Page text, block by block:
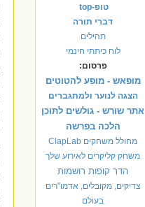
טופ-top
דברי תורה
תהילים
לוח כיתתי חינמי
פרסום:
מופאש - מופע להטוטים
הצגה לנוער ולמתגברים
אתר שורש - גולשים לתוכן
הלכה בפרשה
מחולל משחקים ClapLab
משחק קליקרים לאירוע שלך
הדר קופות רושמות
צדיקים, מקובלים, אדמו"רים
בעולם